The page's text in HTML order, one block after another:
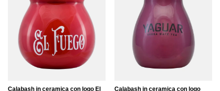
Calabash in ceramica con logo El
Calabash in ceramica con logo